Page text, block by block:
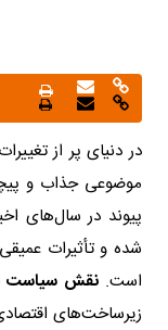
در دنیای پر از
موضوعی جذاب و
پیوند در سال‌های
شده و تأثیرات
است.نقش سیاست
زیرساخت‌های